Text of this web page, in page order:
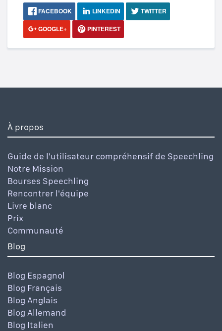
FACEBOOK LINKEDIN
TWITTER
GOOGLE+
PINTEREST
À propos
Guide de l'utilisateur compréhensif de Speechling
Notre Mission
Bourses Speechling
Rencontrer l'équipe
Livre blanc
Prix
Communauté
Blog
Blog Espagnol
Blog Français
Blog Anglais
Blog Allemand
Blog Italien